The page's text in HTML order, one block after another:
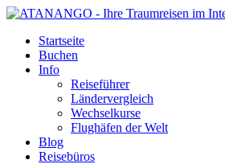
Startseite
Buchen
Info
Reiseführer
Ländervergleich
Wechselkurse
Flughäfen der Welt
Blog
Reisebüros